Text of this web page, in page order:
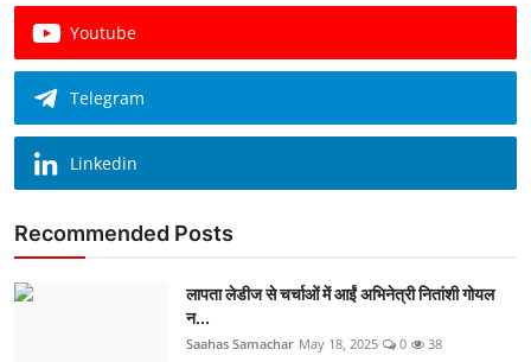
Youtube
Telegram
Linkedin
Recommended Posts
लापता लेडीज से चर्चाओं में आईं अभिनेत्री नितांशी गोयल
न...
Saahas Samachar May 18, 2025 0 38